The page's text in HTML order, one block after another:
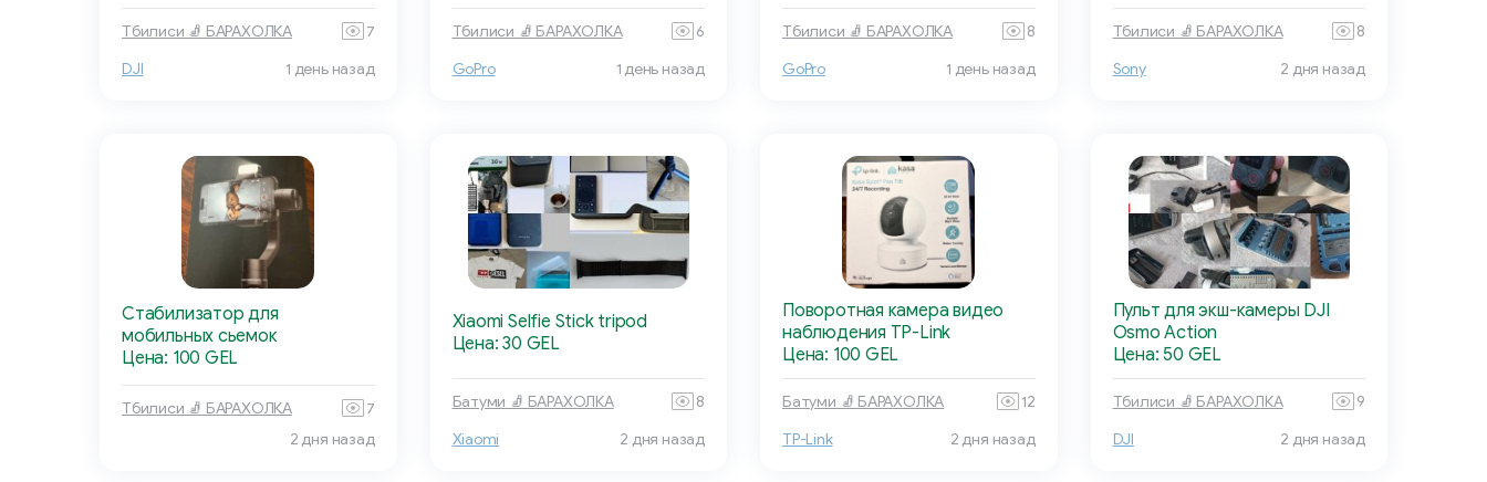
Тбилиси 🧦 БАРАХОЛКА 7
DJI 1 день назад
Тбилиси 🧦 БАРАХОЛКА 6
GoPro 1 день назад
Тбилиси 🧦 БАРАХОЛКА 8
GoPro 1 день назад
Тбилиси 🧦 БАРАХОЛКА 8
Sony 2 дня назад
Стабилизатор для
мобильных сьемок
Цена: 100 GEL
Тбилиси 🧦 БАРАХОЛКА
7
2 дня назад
Xiaomi Selfie Stick tripod
Цена: 30 GEL
Батуми 🧦 БАРАХОЛКА 8
Xiaomi 2 дня назад
Поворотная камера видео
наблюдения TP-Link
Цена: 100 GEL
Батуми 🧦 БАРАХОЛКА 12
TP-Link 2 дня назад
Пульт для экш-камеры DJI
Osmo Action
Цена: 50 GEL
Тбилиси 🧦 БАРАХОЛКА 9
DJI 2 дня назад